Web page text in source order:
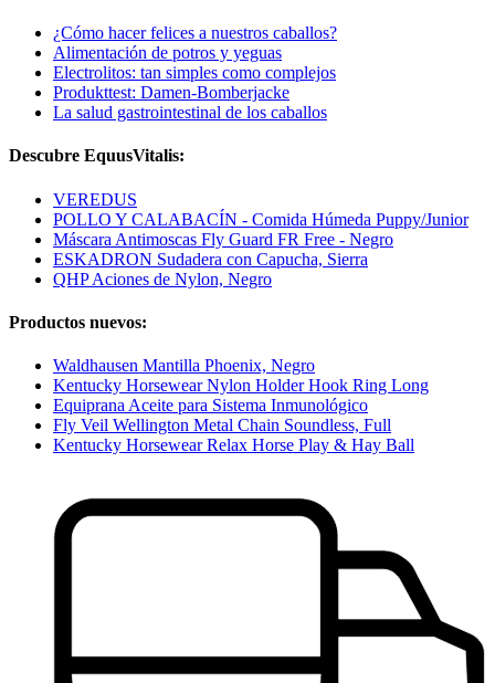
¿Cómo hacer felices a nuestros caballos?
Alimentación de potros y yeguas
Electrolitos: tan simples como complejos
Produkttest: Damen-Bomberjacke
La salud gastrointestinal de los caballos
Descubre EquusVitalis:
VEREDUS
POLLO Y CALABACÍN - Comida Húmeda Puppy/Junior
Máscara Antimoscas Fly Guard FR Free - Negro
ESKADRON Sudadera con Capucha, Sierra
QHP Aciones de Nylon, Negro
Productos nuevos:
Waldhausen Mantilla Phoenix, Negro
Kentucky Horsewear Nylon Holder Hook Ring Long
Equiprana Aceite para Sistema Inmunológico
Fly Veil Wellington Metal Chain Soundless, Full
Kentucky Horsewear Relax Horse Play & Hay Ball